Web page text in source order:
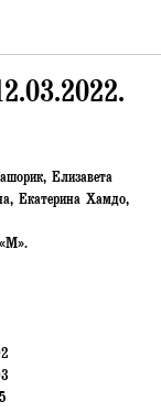
Елизавета
Екатерина Хамдо,